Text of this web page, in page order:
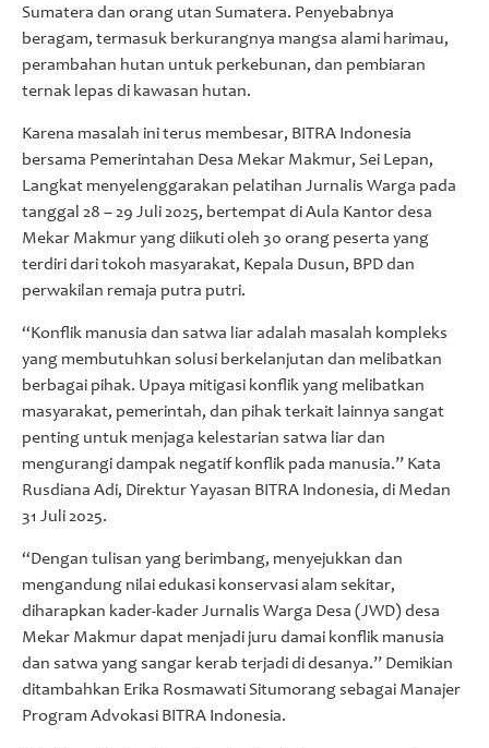
Sumatera dan orang utan Sumatera. Penyebabnya
beragam, termasuk berkurangnya mangsa alami harimau,
perambahan hutan untuk perkebunan, dan pembiaran
ternak lepas di kawasan hutan.
Karena masalah ini terus membesar, BITRA Indonesia
bersama Pemerintahan Desa Mekar Makmur, Sei Lepan,
Langkat menyelenggarakan pelatihan Jurnalis Warga pada
tanggal 28 – 29 Juli 2025, bertempat di Aula Kantor desa
Mekar Makmur yang diikuti oleh 30 orang peserta yang
terdiri dari tokoh masyarakat, Kepala Dusun, BPD dan
perwakilan remaja putra putri.
“Konflik manusia dan satwa liar adalah masalah kompleks
yang membutuhkan solusi berkelanjutan dan melibatkan
berbagai pihak. Upaya mitigasi konflik yang melibatkan
masyarakat, pemerintah, dan pihak terkait lainnya sangat
penting untuk menjaga kelestarian satwa liar dan
mengurangi dampak negatif konflik pada manusia.” Kata
Rusdiana Adi, Direktur Yayasan BITRA Indonesia, di Medan
31 Juli 2025.
“Dengan tulisan yang berimbang, menyejukkan dan
mengandung nilai edukasi konservasi alam sekitar,
diharapkan kader-kader Jurnalis Warga Desa (JWD) desa
Mekar Makmur dapat menjadi juru damai konflik manusia
dan satwa yang sangar kerab terjadi di desanya.” Demikian
ditambahkan Erika Rosmawati Situmorang sebagai Manajer
Program Advokasi BITRA Indonesia.